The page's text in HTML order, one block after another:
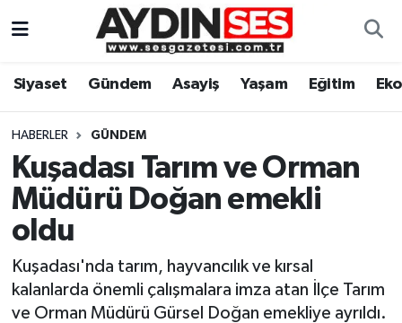
Siyaset Gündem Asayiş Yaşam Eğitim
HABERLER GÜNDEM
Kuşadası Tarım ve Orman
Müdürü Doğan emekli
oldu
Kuşadası'nda tarım, hayvancılık ve kırsal
kalanlarda önemli çalışmalara imza atan İlçe Tarım
ve Orman Müdürü Gürsel Doğan emekliye ayrıldı.
Gündem
Siyaset
Ekonomi
Eğitim
Aydın Hava Durumu
Aydin Namaz Vakitleri
Aydın Trafik Yoğunluk Haritası
Tüm Manşetler